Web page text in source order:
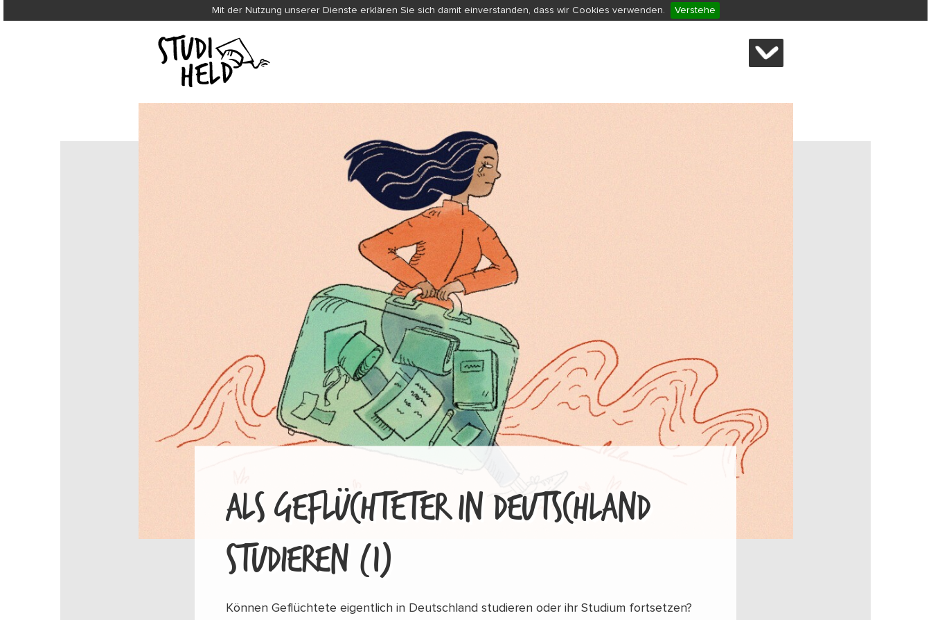
Mit der Nutzung unserer Dienste erklären Sie sich damit einverstanden, dass wir Cookies verwenden. Verstehe
ALS GEFLÜCHTETER IN DEUTSCHLAND
STUDIEREN (1)
Können Geflüchtete eigentlich in Deutschland studieren oder ihr Studium fortsetzen?